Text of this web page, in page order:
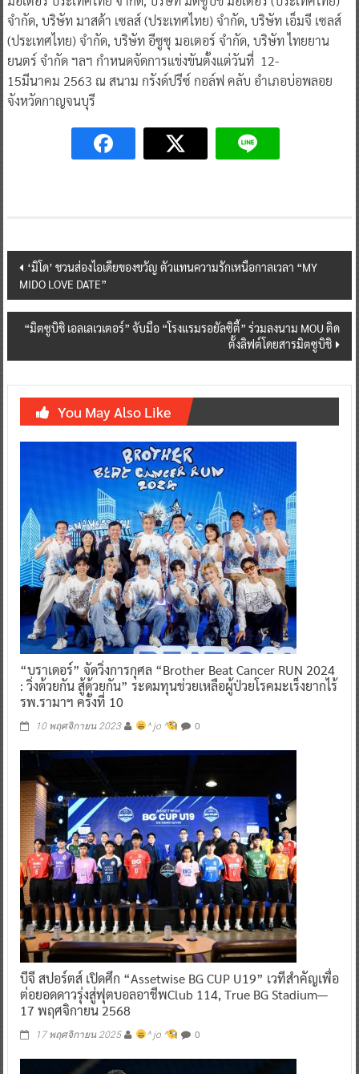
จำกัด, บริษัท มาสด้า เซลส์ (ประเทศไทย) จำกัด, บริษัท เอ็มจี เซลส์
(ประเทศไทย) จำกัด, บริษัท อีซูซุ มอเตอร์ จำกัด, บริษัท ไทยยาน
ยนตร์ จำกัด ฯลฯ กำหนดจัดการแข่งขันตั้งแต่วันที่ 12-
15มีนาคม 2563 ณ สนาม กรังด์ปรีซ์ กอล์ฟ คลับ อำเภอบ่อพลอย
จังหวัดกาญจนบุรี
Post
navigation
‘มิโด’ ชวนส่องไอเดียของขวัญ ตัวแทนความรักเหนือกาลเวลา “MY
MIDO LOVE DATE”
“มิตซูบิชิ เอลเลเวเตอร์” จับมือ “โรงแรมรอยัลซิตี้” ร่วมลงนาม MOU ติด
ตั้งลิฟต์โดยสารมิตซูบิชิ
You May Also Like
“บราเดอร์” จัดวิ่งการกุศล “Brother Beat Cancer RUN 2024
: วิ่งด้วยกัน สู้ด้วยกัน” ระดมทุนช่วยเหลือผู้ป่วยโรคมะเร็งยากไร้
รพ.รามาฯ ครั้งที่ 10
10 พฤศจิกายน 2023 ^ jo ^ 0
บีจี สปอร์ตส์ เปิดศึก “Assetwise BG CUP U19” เวทีสำคัญเพื่อ
ต่อยอดดาวรุ่งสู่ฟุตบอลอาชีพClub 114, True BG Stadium—
17 พฤศจิกายน 2568
17 พฤศจิกายน 2025 ^ jo ^ 0